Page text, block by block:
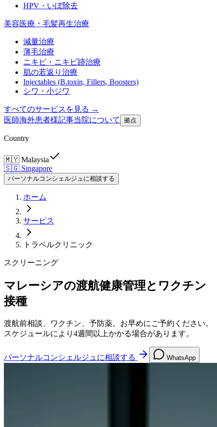
HPV・いぼ除去
美容医療・毛髪再生治療
減量治療
薄毛治療
ニキビ・ニキビ跡治療
肌の若返り治療
Injectables (B.toxin, Fillers, Boosters)
シワ・小ジワ
すべてのサービスを見る →
医師海外患者様記事当院について 拠点
Country
🇲🇾 Malaysia
🇸🇬 Singapore
パーソナルコンシェルジュに相談する
ホーム
サービス
トラベルクリニック
スクリーニング
マレーシアの渡航健康管理とワクチン
接種
渡航前相談、ワクチン、予防薬。お早めにご予約ください。
スケジュールにより4週間以上かかる場合があります。
パーソナルコンシェルジュに相談する WhatsApp